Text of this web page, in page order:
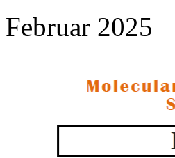
Februar 2025